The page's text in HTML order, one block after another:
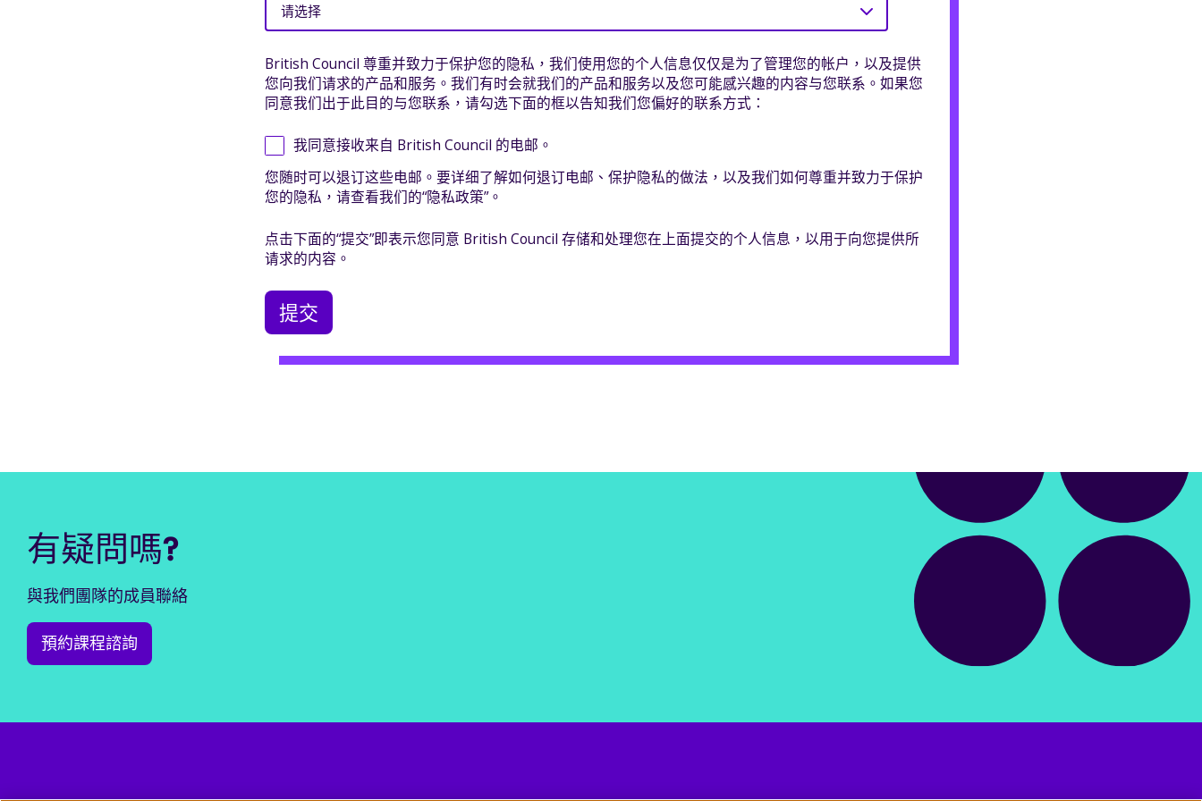
British Council 尊重并致力于保护您的隐私，我们使用您的个人信息仅仅是为了管理您的帐户，以及提供
您向我们请求的产品和服务。我们有时会就我们的产品和服务以及您可能感兴趣的内容与您联系。如果您
同意我们出于此目的与您联系，请勾选下面的框以告知我们您偏好的联系方式：
我同意接收来自 British Council 的电邮。
您随时可以退订这些电邮。要详细了解如何退订电邮、保护隐私的做法，以及我们如何尊重并致力于保护
您的隐私，请查看我们的“隐私政策”。
点击下面的“提交”即表示您同意 British Council 存储和处理您在上面提交的个人信息，以用于向您提供所
请求的内容。
有疑問嗎?
與我們團隊的成員聯絡
預約課程諮詢